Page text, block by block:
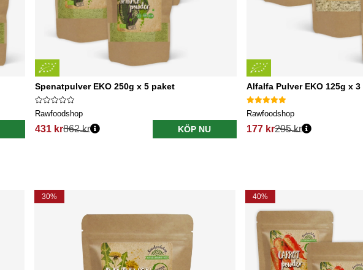
Spenatpulver EKO 250g x 5 paket
Rawfoodshop
431 kr862 kr KÖP NU
Alfalfa Pulver EKO 125g x
Rawfoodshop
177 kr295 kr
30% 40%